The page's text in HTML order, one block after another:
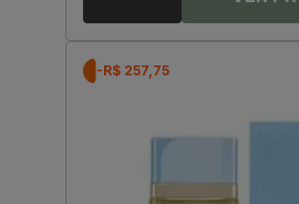
-R$ 257,75